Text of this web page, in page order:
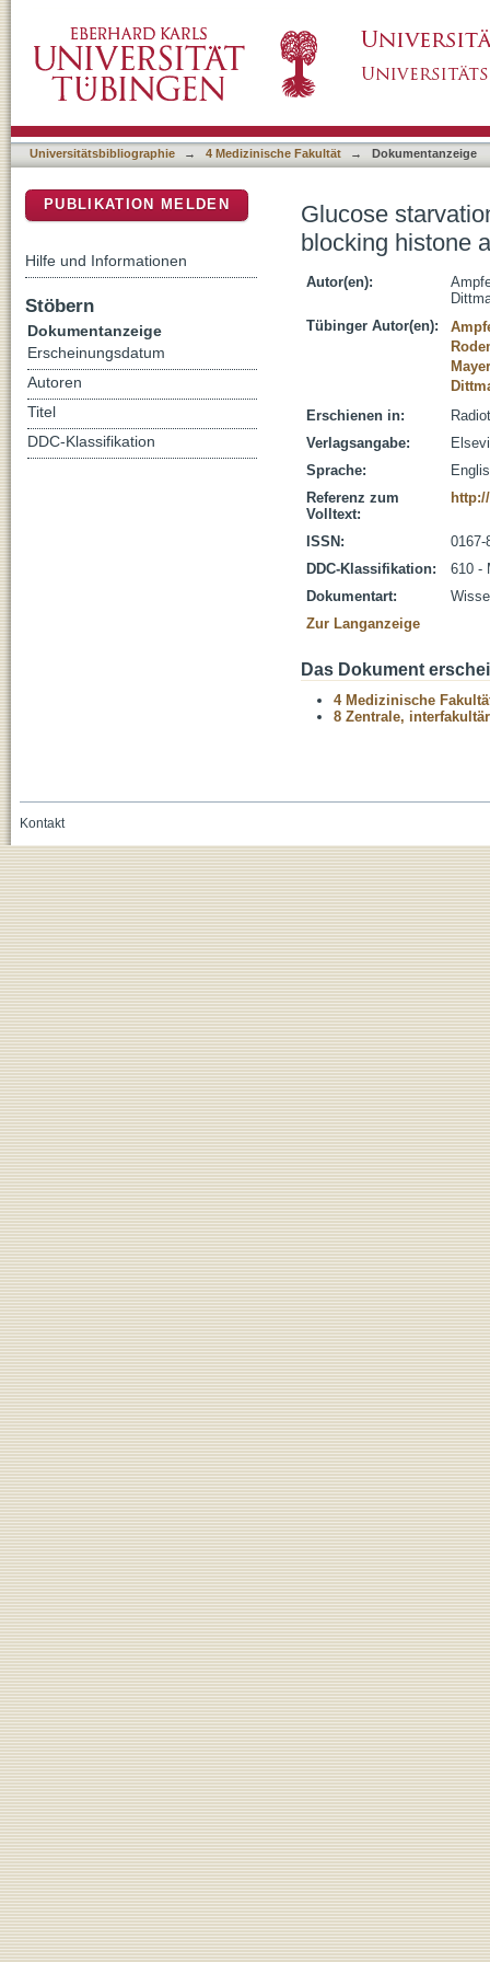
Universitätsbibliographie → 4 Medizinische Fakultät → Dokumentanzeige
Glucose
blocking histone
Autor(en):
Tübinger Autor(en):
Erschienen in:
Verlagsangabe:
Sprache:
Referenz zum
Volltext:
ISSN:
0167-
DDC-Klassifikation:
610 -
Dokumentart:
Zur Langanzeige
Das Dokument
4 Medizinische
8 Zentrale,
PUBLIKATION MELDEN
Hilfe und Informationen
Stöbern
Dokumentanzeige
Erscheinungsdatum
Autoren
Titel
DDC-Klassifikation
Kontakt